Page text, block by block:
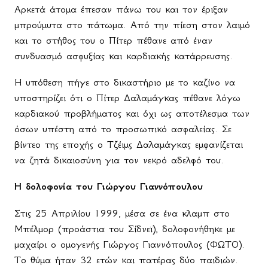
Αρκετά άτομα έπεσαν πάνω του και τον έριξαν
μπρούμυτα στο πάτωμα. Από την πίεση στον λαιμό
και το στήθος του ο Πίτερ πέθανε από έναν
συνδυασμό ασφυξίας και καρδιακής κατάρρευσης.
Η υπόθεση πήγε στο δικαστήριο με το καζίνο να
υποστηρίζει ότι ο Πίτερ Δαλαμάγκας πέθανε λόγω
καρδιακού προβλήματος και όχι ως αποτέλεσμα των
όσων υπέστη από το προσωπικό ασφαλείας. Σε
βίντεο της εποχής ο Τζέιμς Δαλαμάγκας εμφανίζεται
να ζητά δικαιοσύνη για τον νεκρό αδελφό του.
Η δολοφονία του Γιώργου Γιαννόπουλου
Στις 25 Απριλίου 1999, μέσα σε ένα κλαμπ στο
Μπέλμορ (προάστια του Σίδνεϊ), δολοφονήθηκε με
μαχαίρι ο ομογενής Γιώργος Γιαννόπουλος (ΦΩΤΟ).
Το θύμα ήταν 32 ετών και πατέρας δύο παιδιών.